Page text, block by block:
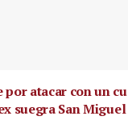
por atacar con un
suegra San Miguel